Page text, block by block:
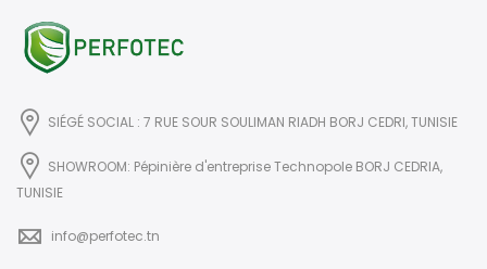
SIÉGÉ SOCIAL : 7 RUE SOUR SOULIMAN RIADH BORJ CEDRI, TUNISIE
SHOWROOM: Pépinière d'entreprise Technopole BORJ CEDRIA,
TUNISIE
info@perfotec.tn